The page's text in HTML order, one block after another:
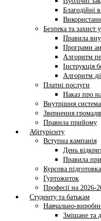
Благодійні
Безпека та захист
Правила
Програми
Алгоритм
Інструкція
Алгоритм
Платні послуги
Наказ про
Внутрішня
Звернення
Правила прийому
Абітурієнту
Вступна кампанія
День
Правила
Курсова підготовка
Гуртожиток
Професії на 2026-
Студенту та батькам
Навчально-
Змішане та